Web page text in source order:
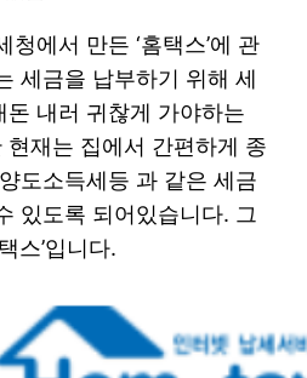
청에서 만든 ‘홈택스’에 관
세금을 납부하기 위해 세
내러 귀찮게 가야하는
현재는 집에서 간편하게 종
도소득세등 과 같은 세금
있도록 되어있습니다. 그
스’입니다.